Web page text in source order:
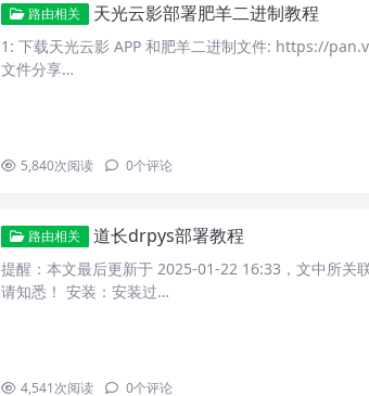
路由相关 天光云影部署肥羊二进制教程
1: 下载天光云影 APP 和肥羊二进制文件: https://
文件分享…
5,840次阅读 0个评论
路由相关 道长drpys部署教程
提醒：本文最后更新于 2025-01-22 16:33，文中所关
请知悉！ 安装：安装过…
4,541次阅读 0个评论